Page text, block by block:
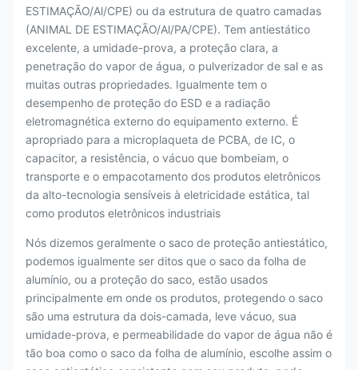
ESTIMAÇÃO/Al/CPE) ou da estrutura de quatro camadas
(ANIMAL DE ESTIMAÇÃO/Al/PA/CPE). Tem antiestático
excelente, a umidade-prova, a proteção clara, a
penetração do vapor de água, o pulverizador de sal e as
muitas outras propriedades. Igualmente tem o
desempenho de proteção do ESD e a radiação
eletromagnética externo do equipamento externo. É
apropriado para a microplaqueta de PCBA, de IC, o
capacitor, a resistência, o vácuo que bombeiam, o
transporte e o empacotamento dos produtos eletrônicos
da alto-tecnologia sensíveis à eletricidade estática, tal
como produtos eletrônicos industriais
Nós dizemos geralmente o saco de proteção antiestático,
podemos igualmente ser ditos que o saco da folha de
alumínio, ou a proteção do saco, estão usados
principalmente em onde os produtos, protegendo o saco
são uma estrutura da dois-camada, leve vácuo, sua
umidade-prova, e permeabilidade do vapor de água não é
tão boa como o saco da folha de alumínio, escolhe assim o